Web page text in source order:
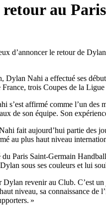
au
d’annoncer le retour de
Dylan Nahi a effectué ses
trois Coupes de la
s’est affirmé comme l’un des
de son équipe. Son
fait aujourd’hui partie des
au plus haut niveau
Paris Saint-Germain
sous ses couleurs et lui
revenir au Club. C’est
niveau, sa connaissance
»